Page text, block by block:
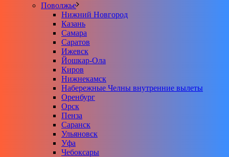
Поволжье
Нижний Новгород
Казань
Самара
Саратов
Ижевск
Йошкар-Ола
Киров
Нижнекамск
Набережные Челны внутренние вылеты
Оренбург
Орск
Пенза
Саранск
Ульяновск
Уфа
Чебоксары